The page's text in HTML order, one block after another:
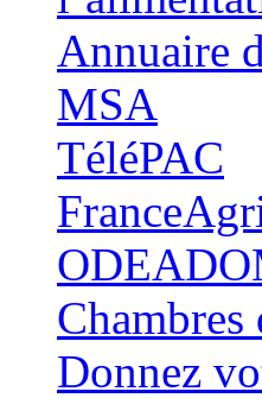
Annuaire
MSA
TéléPAC
Chambres
Donnez